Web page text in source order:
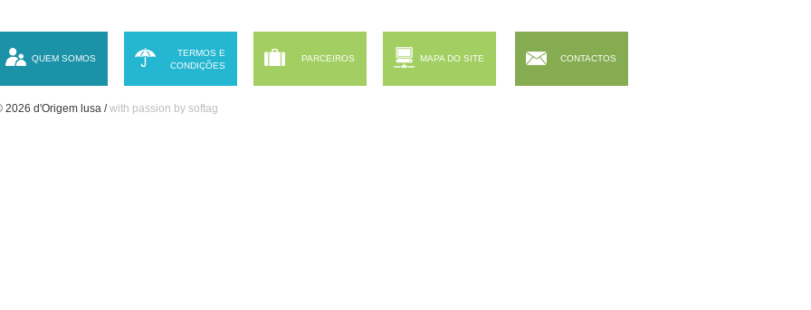
QUEM SOMOS
TERMOS E
CONDIÇÕES
PARCEIROS MAPA DO SITE CONTACTOS
2026 d'Origem lusa /with passion by softag